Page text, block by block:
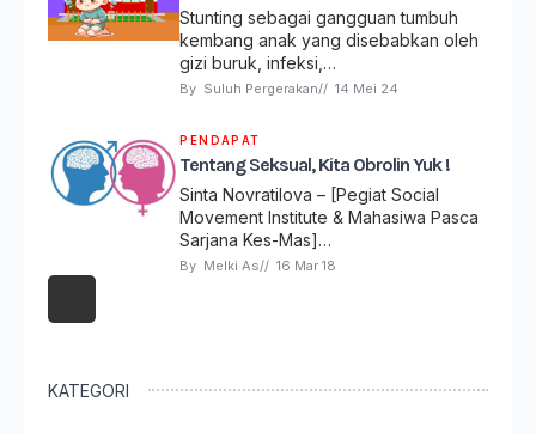
Stunting sebagai gangguan tumbuh
kembang anak yang disebabkan oleh
gizi buruk, infeksi,…
By Suluh Pergerakan// 14 Mei 24
PENDAPAT
Tentang Seksual, Kita Obrolin Yuk !
Sinta Novratilova – [Pegiat Social
Movement Institute & Mahasiwa Pasca
Sarjana Kes-Mas]…
By Melki As// 16 Mar 18
KATEGORI